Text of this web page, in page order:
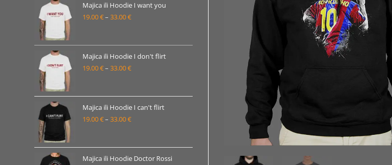
Majica ili Hoodie I want you
19.00€– 33.00€Raspon
od
19.00 €
do
Majica ili Hoodie I don't flirt
19.00€– 33.00€Raspon
od
19.00 €
do
Majica ili Hoodie I can't flirt
19.00€– 33.00€Raspon
od
19.00 €
Majica ili Hoodie Doctor Rossi